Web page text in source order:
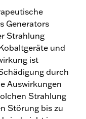
Generators
Strahlung
und
ist
durch
Auswirkungen
Strahlung
Störung bis zu